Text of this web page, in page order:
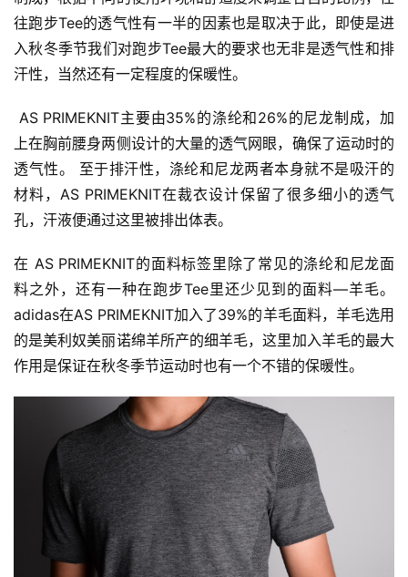
往跑步Tee的透气性有一半的因素也是取决于此，即使是进
入秋冬季节我们对跑步Tee最大的要求也无非是透气性和排
汗性，当然还有一定程度的保暖性。
上在胸前腰身两侧设计的大量的透气网眼，确保了运动时的
透气性。 至于排汗性，涤纶和尼龙两者本身就不是吸汗的
材料，AS PRIMEKNIT在裁衣设计保留了很多细小的透气
孔，汗液便通过这里被排出体表。
在 AS PRIMEKNIT的面料标签里除了常见的涤纶和尼龙面
料之外，还有一种在跑步Tee里还少见到的面料—羊毛。
adidas在AS PRIMEKNIT加入了39%的羊毛面料，羊毛选用
的是美利奴美丽诺绵羊所产的细羊毛，这里加入羊毛的最大
作用是保证在秋冬季节运动时也有一个不错的保暖性。